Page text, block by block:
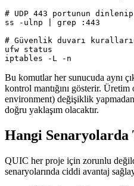
# UDP 443 portunun
ss -ulnp | grep :443
# Güvenlik duvarı
ufw status
Bu komutlar her sunucuda aynı
kontrol mantığını gösterir.
environment) değişiklik
doğru yaklaşım olacaktır.
Hangi
QUIC her proje için zorunlu
senaryolarında ciddi avantaj